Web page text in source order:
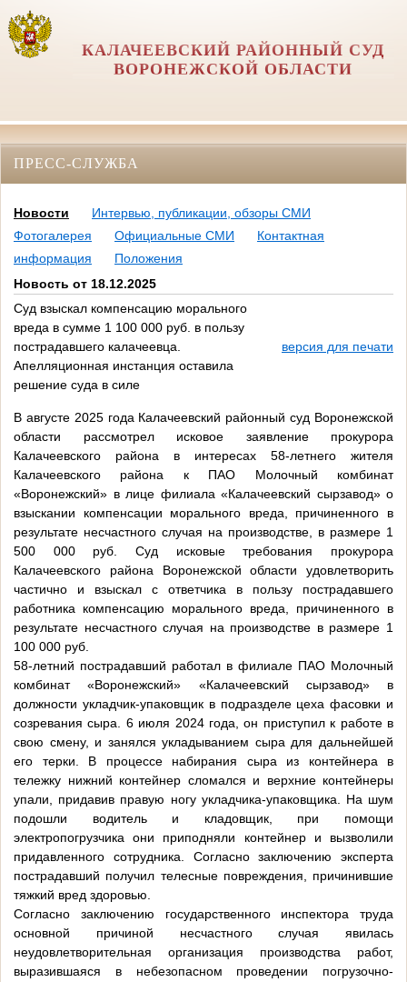
КАЛАЧЕЕВСКИЙ РАЙОННЫЙ СУД
ВОРОНЕЖСКОЙ ОБЛАСТИ
ПРЕСС-СЛУЖБА
Новости
Интервью, публикации, обзоры СМИ
Фотогалерея
Официальные СМИ
Контактная
информация
Положения
Новость от 18.12.2025
Суд взыскал компенсацию морального
вреда в сумме 1 100 000 руб. в пользу
пострадавшего калачеевца.
Апелляционная инстанция оставила
решение суда в силе
версия для печати
В августе 2025 года Калачеевский районный суд Воронежской
области рассмотрел исковое заявление прокурора
Калачеевского района в интересах 58-летнего жителя
Калачеевского района к ПАО Молочный комбинат
«Воронежский» в лице филиала «Калачеевский сырзавод» о
взыскании компенсации морального вреда, причиненного в
результате несчастного случая на производстве, в размере 1
500 000 руб. Суд исковые требования прокурора
Калачеевского района Воронежской области удовлетворить
частично и взыскал с ответчика в пользу пострадавшего
работника компенсацию морального вреда, причиненного в
результате несчастного случая на производстве в размере 1
100 000 руб.
58-летний пострадавший работал в филиале ПАО Молочный
комбинат «Воронежский» «Калачеевский сырзавод» в
должности укладчик-упаковщик в подразделе цеха фасовки и
созревания сыра. 6 июля 2024 года, он приступил к работе в
свою смену, и занялся укладыванием сыра для дальнейшей
его терки. В процессе набирания сыра из контейнера в
тележку нижний контейнер сломался и верхние контейнеры
упали, придавив правую ногу укладчика-упаковщика. На шум
подошли водитель и кладовщик, при помощи
электропогрузчика они приподняли контейнер и вызволили
придавленного сотрудника. Согласно заключению эксперта
пострадавший получил телесные повреждения, причинившие
тяжкий вред здоровью.
Согласно заключению государственного инспектора труда
основной причиной несчастного случая явилась
неудовлетворительная организация производства работ,
выразившаяся в небезопасном проведении погрузочно-